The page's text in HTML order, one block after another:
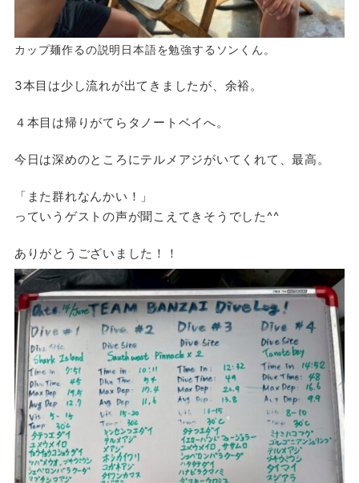
カップ麺作るの説明日本語を勉強するソンくん。
3本目は少し流れが出てきましたが、余裕。
４本目は帰りがてらタノートベイへ。
今日は深めのところにテルメアジがいてくれて、最高。
「また群れなんかい！」
っていうゲストの声が聞こえてきそうでした^^
ありがとうございました！！